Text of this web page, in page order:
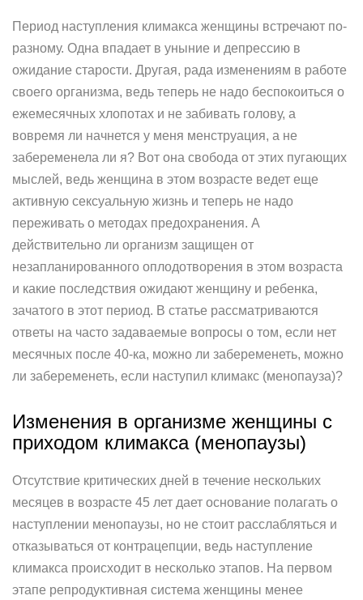
Период наступления климакса женщины встречают по-
разному. Одна впадает в уныние и депрессию в
ожидание старости. Другая, рада изменениям в работе
своего организма, ведь теперь не надо беспокоиться о
ежемесячных хлопотах и не забивать голову, а
вовремя ли начнется у меня менструация, а не
забеременела ли я? Вот она свобода от этих пугающих
мыслей, ведь женщина в этом возрасте ведет еще
активную сексуальную жизнь и теперь не надо
переживать о методах предохранения. А
действительно ли организм защищен от
незапланированного оплодотворения в этом возраста
и какие последствия ожидают женщину и ребенка,
зачатого в этот период. В статье рассматриваются
ответы на часто задаваемые вопросы о том, если нет
месячных после 40-ка, можно ли забеременеть, можно
ли забеременеть, если наступил климакс (менопауза)?
Изменения в организме женщины с
приходом климакса (менопаузы)
Отсутствие критических дней в течение нескольких
месяцев в возрасте 45 лет дает основание полагать о
наступлении менопаузы, но не стоит расслабляться и
отказываться от контрацепции, ведь наступление
климакса происходит в несколько этапов. На первом
этапе репродуктивная система женщины менее